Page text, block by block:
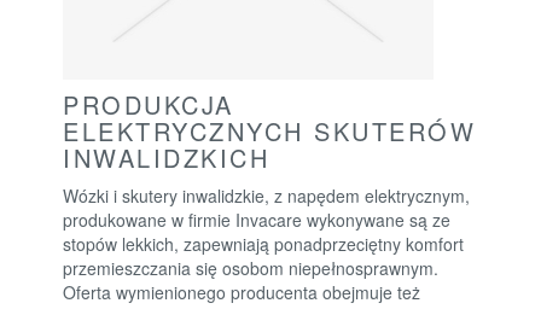
PRODUKCJA
ELEKTRYCZNYCH SKUTERÓW
INWALIDZKICH
Wózki i skutery inwalidzkie, z napędem elektrycznym,
produkowane w firmie Invacare wykonywane są ze
stopów lekkich, zapewniają ponadprzeciętny komfort
przemieszczania się osobom niepełnosprawnym.
Oferta wymienionego producenta obejmuje też